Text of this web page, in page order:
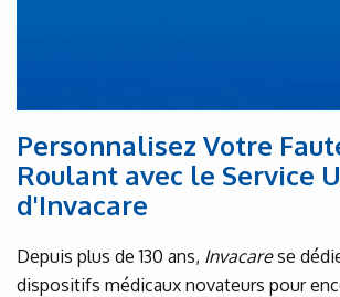
Personnalisez Votre
Roulant avec le Service
d'Invacare
Depuis plus de 130 ans, Invacarese
dispositifs médicaux novateurs pour